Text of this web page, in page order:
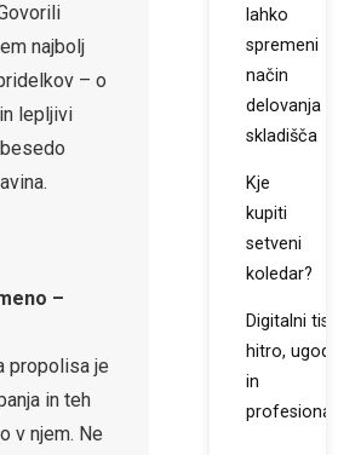
najbolj
– o
lepljivi
–
propolisa je
in teh
v njem. Ne
lahko
spremeni
način
delovanja
skladišča
Kje
kupiti
setveni
koledar?
Digitalni tisk
hitro,
in